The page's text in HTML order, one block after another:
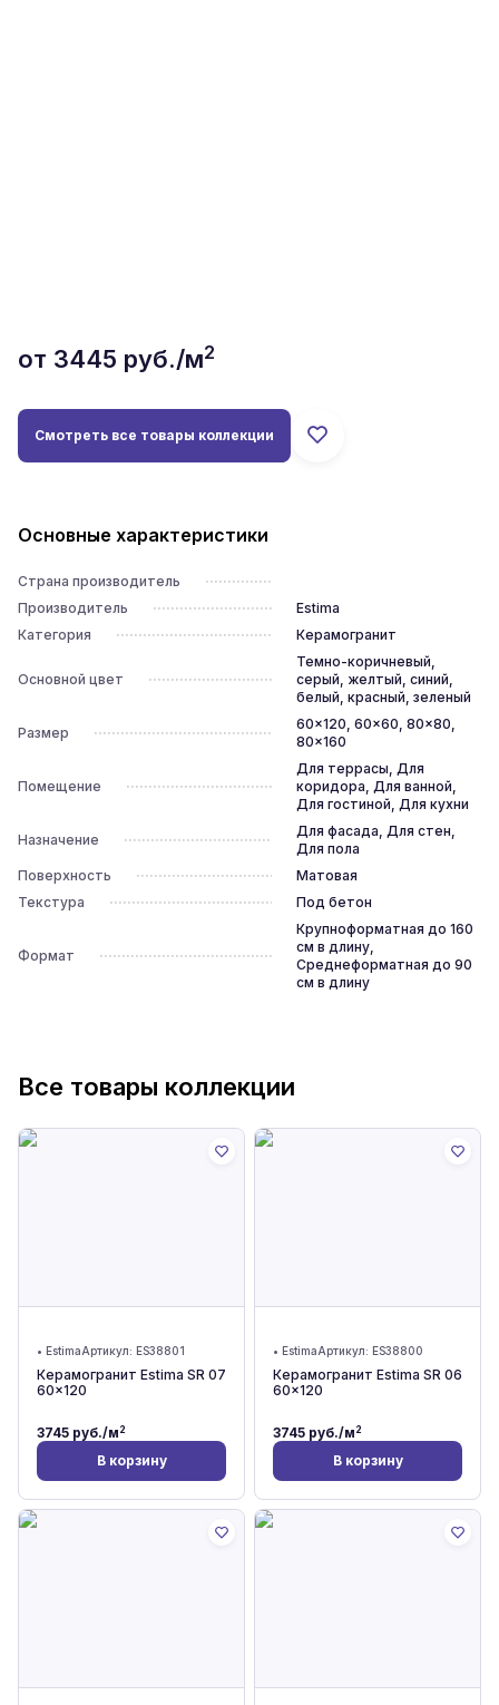
от 3445 руб./м2
Смотреть все товары коллекции
Основные характеристики
Страна производитель
Производитель
Estima
Категория
Керамогранит
Основной цвет
Темно-коричневый,
серый, желтый, синий,
белый, красный, зеленый
Размер
60x120, 60x60, 80x80,
80x160
Помещение
Для террасы, Для
коридора, Для ванной,
Для гостиной, Для кухни
Назначение
Для фасада, Для стен,
Для пола
Поверхность
Матовая
Текстура
Под бетон
Формат
Крупноформатная до 160
см в длину,
Среднеформатная до 90
см в длину
Все товары коллекции
• EstimaАртикул: ES38801
Керамогранит Estima SR 07
60x120
3745 руб./м2
В корзину
• EstimaАртикул: ES38800
Керамогранит Estima SR 06
60x120
3745 руб./м2
В корзину